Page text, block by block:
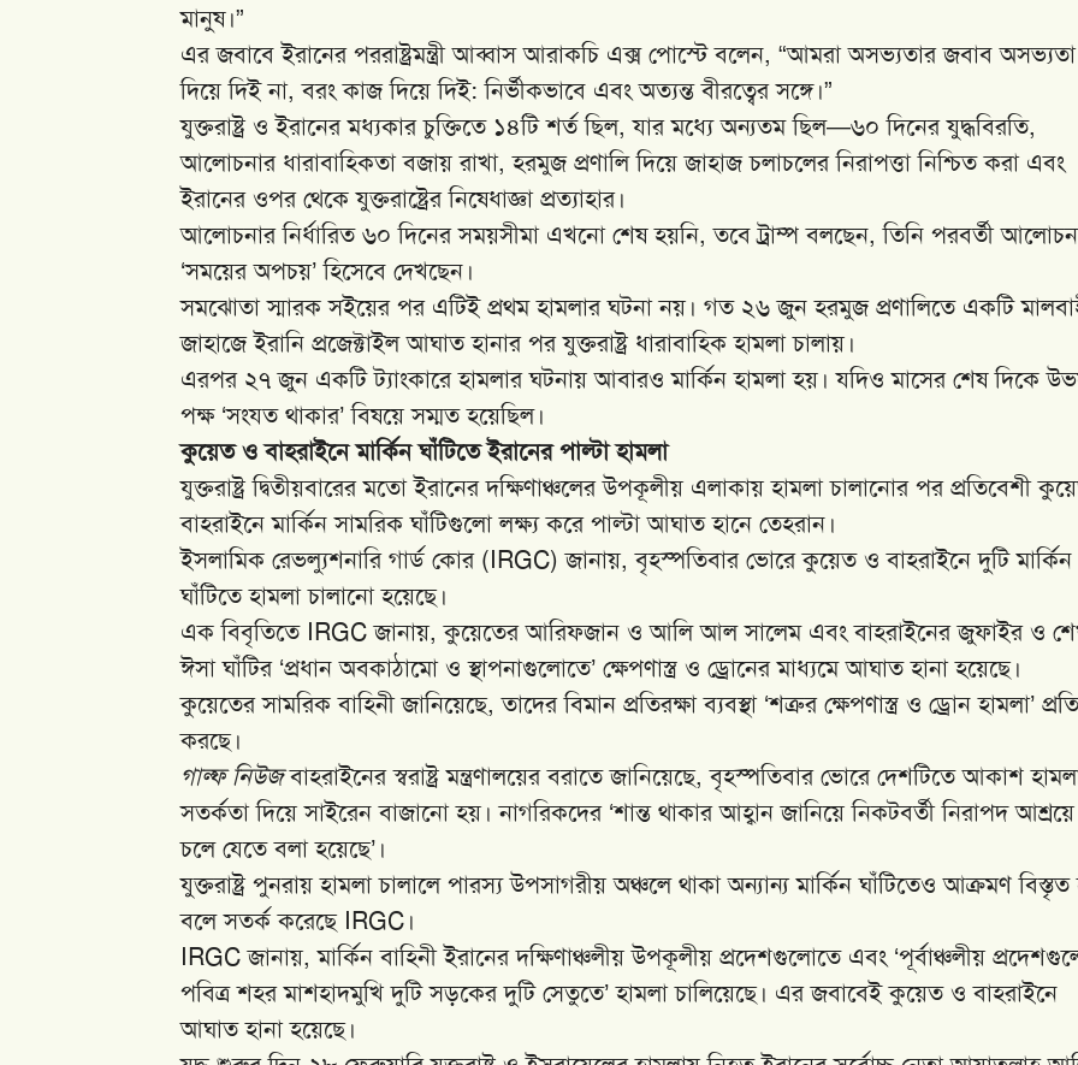
মানুষ।”
এর জবাবে ইরানের পররাষ্ট্রমন্ত্রী আব্বাস আরাকচি এক্স পোস্টে বলেন, “আমরা অসভ্যতার জবাব অসভ্যতা
দিয়ে দিই না, বরং কাজ দিয়ে দিই: নির্ভীকভাবে এবং অত্যন্ত বীরত্বের সঙ্গে।”
যুক্তরাষ্ট্র ও ইরানের মধ্যকার চুক্তিতে ১৪টি শর্ত ছিল, যার মধ্যে অন্যতম ছিল—৬০ দিনের যুদ্ধবিরতি,
আলোচনার ধারাবাহিকতা বজায় রাখা, হরমুজ প্রণালি দিয়ে জাহাজ চলাচলের নিরাপত্তা নিশ্চিত করা এবং
ইরানের ওপর থেকে যুক্তরাষ্ট্রের নিষেধাজ্ঞা প্রত্যাহার।
আলোচনার নির্ধারিত ৬০ দিনের সময়সীমা এখনো শেষ হয়নি, তবে ট্রাম্প বলছেন, তিনি পরবর্তী
‘সময়ের অপচয়’ হিসেবে দেখছেন।
সমঝোতা স্মারক সইয়ের পর এটিই প্রথম হামলার ঘটনা নয়। গত ২৬ জুন হরমুজ প্রণালিতে একটি
জাহাজে ইরানি প্রজেক্টাইল আঘাত হানার পর যুক্তরাষ্ট্র ধারাবাহিক হামলা চালায়।
এরপর ২৭ জুন একটি ট্যাংকারে হামলার ঘটনায় আবারও মার্কিন হামলা হয়। যদিও মাসের শেষ দিকে
পক্ষ ‘সংযত থাকার’ বিষয়ে সম্মত হয়েছিল।
কুয়েত ও বাহরাইনে মার্কিন ঘাঁটিতে ইরানের পাল্টা হামলা
যুক্তরাষ্ট্র দ্বিতীয়বারের মতো ইরানের দক্ষিণাঞ্চলের উপকূলীয় এলাকায় হামলা চালানোর পর প্রতিবেশী
বাহরাইনে মার্কিন সামরিক ঘাঁটিগুলো লক্ষ্য করে পাল্টা আঘাত হানে তেহরান।
ইসলামিক রেভল্যুশনারি গার্ড কোর (IRGC) জানায়, বৃহস্পতিবার ভোরে কুয়েত ও বাহরাইনে দুটি মার্কিন
ঘাঁটিতে হামলা চালানো হয়েছে।
এক বিবৃতিতে IRGC জানায়, কুয়েতের আরিফজান ও আলি আল সালেম এবং বাহরাইনের জুফাইর ও
ঈসা ঘাঁটির ‘প্রধান অবকাঠামো ও স্থাপনাগুলোতে’ ক্ষেপণাস্ত্র ও ড্রোনের মাধ্যমে আঘাত হানা হয়েছে।
কুয়েতের সামরিক বাহিনী জানিয়েছে, তাদের বিমান প্রতিরক্ষা ব্যবস্থা ‘শত্রুর ক্ষেপণাস্ত্র ও ড্রোন হামলা’
করছে।
গাল্ফ নিউজবাহরাইনের স্বরাষ্ট্র মন্ত্রণালয়ের বরাতে জানিয়েছে, বৃহস্পতিবার ভোরে দেশটিতে আকাশ
সতর্কতা দিয়ে সাইরেন বাজানো হয়। নাগরিকদের ‘শান্ত থাকার আহ্বান জানিয়ে নিকটবর্তী নিরাপদ আশ্রয়ে
চলে যেতে বলা হয়েছে’।
যুক্তরাষ্ট্র পুনরায় হামলা চালালে পারস্য উপসাগরীয় অঞ্চলে থাকা অন্যান্য মার্কিন ঘাঁটিতেও আক্রমণ বিস্তৃত
বলে সতর্ক করেছে IRGC।
IRGC জানায়, মার্কিন বাহিনী ইরানের দক্ষিণাঞ্চলীয় উপকূলীয় প্রদেশগুলোতে এবং ‘পূর্বাঞ্চলীয়
পবিত্র শহর মাশহাদমুখি দুটি সড়কের দুটি সেতুতে’ হামলা চালিয়েছে। এর জবাবেই কুয়েত ও বাহরাইনে
আঘাত হানা হয়েছে।